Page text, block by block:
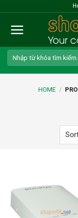
content
Search
for:
HOME /